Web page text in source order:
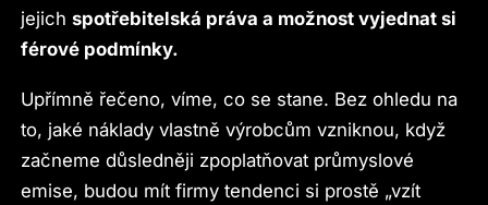
jejichspotřebitelská práva a možnost vyjednat si
férové podmínky.
Upřímně řečeno, víme, co se stane. Bez ohledu na
to, jaké náklady vlastně výrobcům vzniknou, když
začneme důsledněji zpoplatňovat průmyslové
emise, budou mít firmy tendenci si prostě „vzít